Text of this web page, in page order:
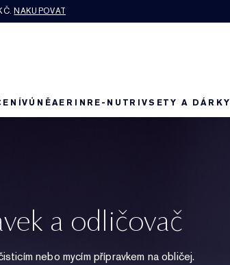
NAKUPOVAT
VŮNĚAERIN RE-NUTRIVSETY A DÁRKY
a odličovač
nebo mycím přípravkem na obličej.